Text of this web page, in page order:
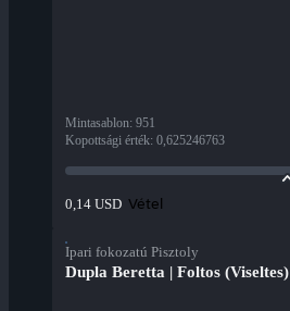
Mintasablon: 951
Kopottsági érték: 0,625246763
0,14 USD Vétel
Ipari fokozatú Pisztoly
Dupla Beretta | Foltos (Viseltes)